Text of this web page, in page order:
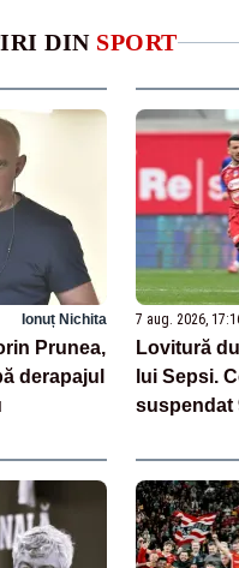
DIN SPORT
Ionuț Nichita
Prunea,
derapajul
7 aug. 2026,
Lovitură
lui Sepsi.
suspendat